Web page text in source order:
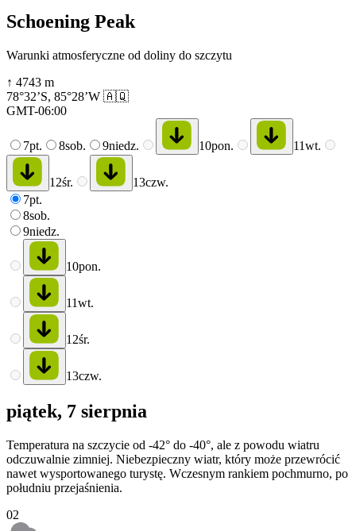
Schoening Peak
Warunki atmosferyczne od doliny do szczytu
↑ 4743 m
78°32’S, 85°28’W 🇦🇶
GMT-06:00
7pt. 8sob. 9niedz. 10pon. 11wt.
12śr. 13czw.
7pt.
8sob.
9niedz.
10pon.
11wt.
12śr.
13czw.
piątek, 7 sierpnia
Temperatura na szczycie od -42° do -40°, ale z powodu wiatru
odczuwalnie zimniej. Niebezpieczny wiatr, który może przewrócić
nawet wysportowanego turystę. Wczesnym rankiem pochmurno, po
południu przejaśnienia.
02